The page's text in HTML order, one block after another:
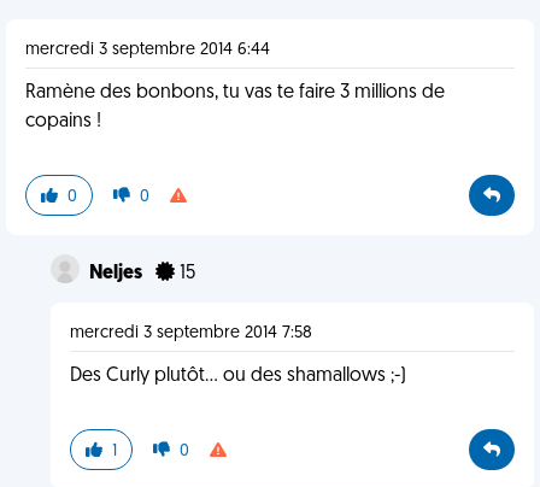
mercredi 3 septembre 2014 6:44
Ramène des bonbons, tu vas te faire 3 millions de
copains !
0 0
Neljes 15
mercredi 3 septembre 2014 7:58
Des Curly plutôt... ou des shamallows ;-)
1 0